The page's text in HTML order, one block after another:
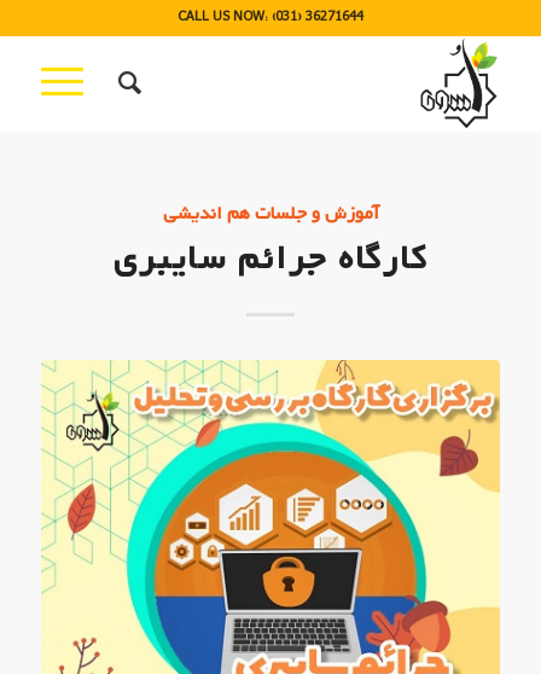
CALL US NOW: (031) 36271644
آموزش و جلسات هم اندیشی
کارگاه جرائم سایبری